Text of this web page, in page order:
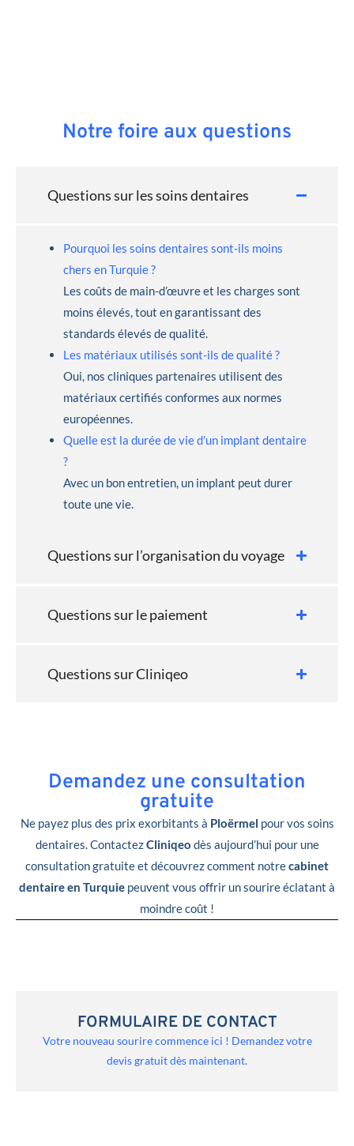
Notre foire aux questions
Questions sur les soins dentaires
Pourquoi les soins dentaires sont-ils moins
chers en Turquie ?
Les coûts de main-d’œuvre et les charges sont
moins élevés, tout en garantissant des
standards élevés de qualité.
Les matériaux utilisés sont-ils de qualité ?
Oui, nos cliniques partenaires utilisent des
matériaux certifiés conformes aux normes
européennes.
Quelle est la durée de vie d’un implant dentaire
?
Avec un bon entretien, un implant peut durer
toute une vie.
Questions sur l’organisation du voyage
Questions sur le paiement
Questions sur Cliniqeo
Demandez une consultation
gratuite
Ne payez plus des prix exorbitants à Ploërmel pour vos soins
dentaires. ContactezCliniqeo dès aujourd’hui pour une
consultation gratuite et découvrez comment notrecabinet
dentaire en Turquie peuvent vous offrir un sourire éclatant à
moindre coût !
FORMULAIRE DE CONTACT
Votre nouveau sourire commence ici ! Demandez votre
devis gratuit dès maintenant.